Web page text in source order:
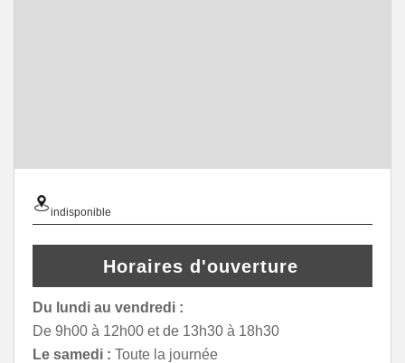
indisponible
Horaires d'ouverture
Du lundi au vendredi :
De 9h00 à 12h00 et de 13h30 à 18h30
Le samedi : Toute la journée